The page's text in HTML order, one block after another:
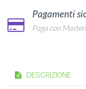
Pagamenti
Paga con
DESCRIZIONE